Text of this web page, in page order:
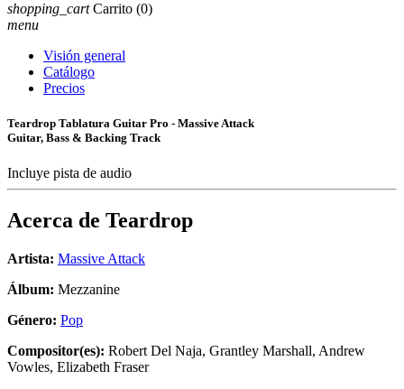
shopping_cart Carrito (0)
menu
Visión general
Catálogo
Precios
Teardrop Tablatura Guitar Pro - Massive Attack
Guitar, Bass & Backing Track
Incluye pista de audio
Acerca de Teardrop
Artista: Massive Attack
Álbum: Mezzanine
Género: Pop
Compositor(es): Robert Del Naja, Grantley Marshall, Andrew
Vowles, Elizabeth Fraser